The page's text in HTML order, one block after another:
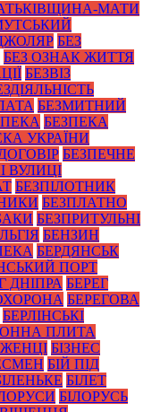
МАТИ
БЕЗ
БЕЗ ОЗНАК ЖИТТЯ
БЕЗВІЗ
БЕЗМИТНИЙ
БЕЗПЕКА
УКРАЇНИ
БЕЗПЕЧНЕ
ВУЛИЦІ
БЕЗПІЛОТНИК
БЕЗПЛАТНО
БЕЗПРИТУЛЬНІ
БЕНЗИН
БЕРДЯНСЬК
ПОРТ
ДНІПРА БЕРЕГ
БЕРЕГОВА
БЕРЛІНСЬКІ
ПЛИТА
БІЗНЕС
БІЙ ПІД
БІЛЕТ
БІЛОРУСЬ